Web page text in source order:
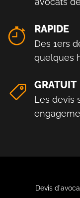
RAPIDE
Des 1ers
quelques
GRATUIT
Les devis
Devis